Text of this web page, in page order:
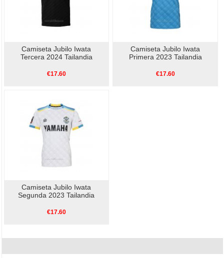
Camiseta Jubilo Iwata
Tercera 2024 Tailandia
€17.60
Camiseta Jubilo Iwata
Primera 2023 Tailandia
€17.60
Camiseta Jubilo Iwata
Segunda 2023 Tailandia
€17.60